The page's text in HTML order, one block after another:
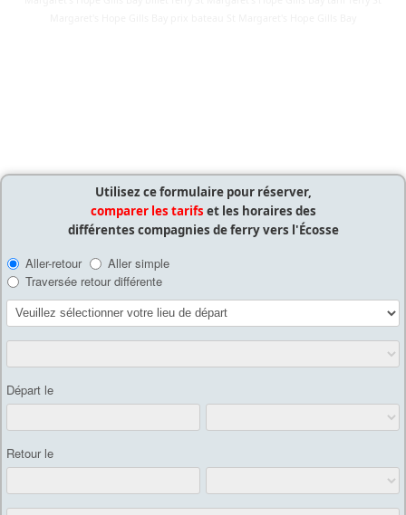
Utilisez ce formulaire pour réserver,
comparer les tarifs et les horaires des
différentes compagnies de ferry vers l'Écosse